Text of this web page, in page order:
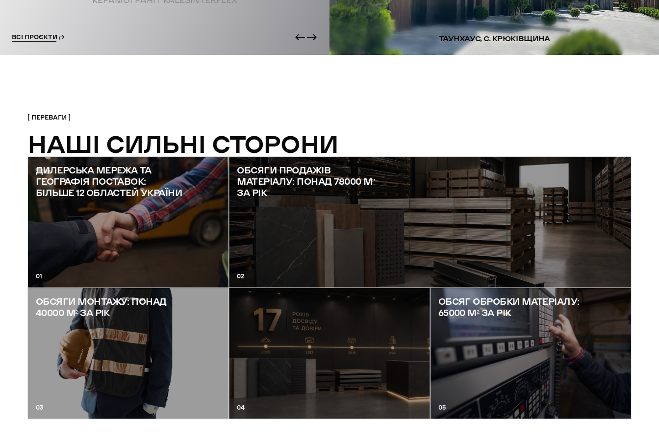
ВСІ ПРОЄКТИ ТАУНХАУС, С. КРЮКІВЩИНА
ПЕРЕВАГИ
НАШІ СИЛЬНІ СТОРОНИ
ДИЛЕРСЬКА МЕРЕЖА ТА
ГЕОГРАФІЯ ПОСТАВОК:
БІЛЬШЕ 12 ОБЛАСТЕЙ УКРАЇНИ
01
ОБСЯГИ ПРОДАЖІВ
МАТЕРІАЛУ: ПОНАД 78000 М²
ЗА РІК
02
ОБСЯГИ МОНТАЖУ: ПОНАД
40000 М² ЗА РІК
03 04
ОБСЯГ ОБРОБКИ МАТЕРІАЛУ:
65000 М² ЗА РІК
05